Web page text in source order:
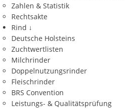
Zahlen & Statistik
Rechtsakte
Rind ↓
Deutsche Holsteins
Zuchtwertlisten
Milchrinder
Doppelnutzungsrinder
Fleischrinder
BRS Convention
Leistungs- & Qualitätsprüfung